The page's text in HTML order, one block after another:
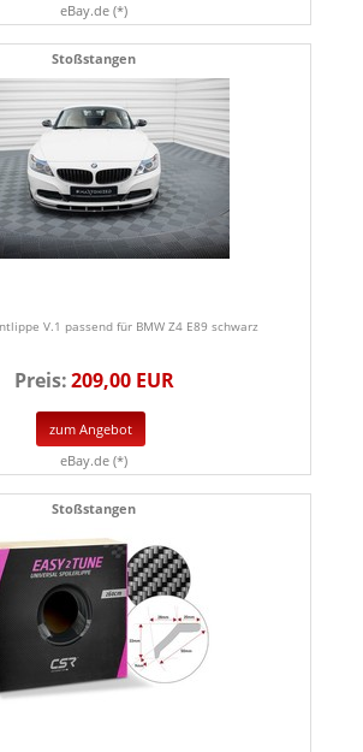
eBay.de (*)
Stoßstangen
V.1 passend für BMW Z4 E89 schwarz
Preis:209,00 EUR
zum Angebot
eBay.de (*)
Stoßstangen